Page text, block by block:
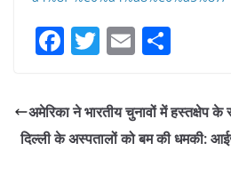
F
c
e
b
T
itt
er
E
ai
l
ar
e
अमेरिका ने भारतीय चुनावों में हस्तक्षेप
दिल्ली के अस्पतालों को बम की धमकी: